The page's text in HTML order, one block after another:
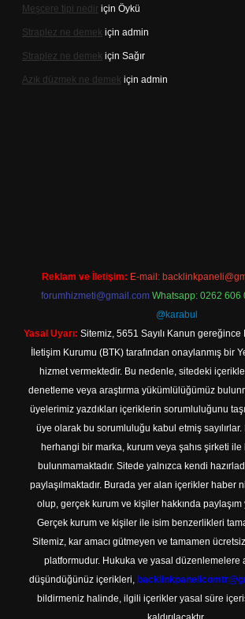
Meşcere tipi nedir için Öykü
Straplez ne demek için admin
Straplez ne demek için Sağır
Azık düzmek ne demek için admin
Reklam ve İletişim: E-mail:
forumhizmeti@gmail.com Whatsapp: 0262 606
@karabul
Yasal Uyarı: Sitemiz, 5651 Sayılı Kanun
İletişim Kurumu (BTK) tarafından onaylanmış bir
hizmet vermektedir. Bu nedenle, sitedeki
denetleme veya araştırma yükümlülüğümüz
üyelerimiz yazdıkları içeriklerin sorumluluğunu
üye olarak bu sorumluluğu kabul etmiş
herhangi bir marka, kurum veya şahıs şirketi ile
bulunmamaktadır. Sitede yalnızca kendi
paylaşılmaktadır. Burada yer alan içerikler haber
olup, gerçek kurum ve kişiler hakkında paylaşım
Gerçek kurum ve kişiler ile isim benzerlikleri
Sitemiz, kar amacı gütmeyen ve tamamen
platformudur. Hukuka ve yasal düzenlemelere
düşündüğünüz içerikleri,
bildirmeniz halinde, ilgili içerikler yasal süre